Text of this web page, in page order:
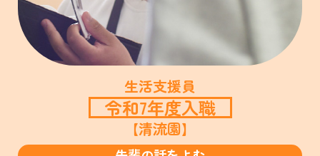
生活支援員
令和7年度入職
【清流園】